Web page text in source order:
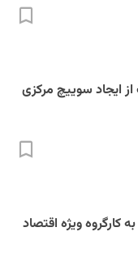
ایجاد سوییچ مرکزی
کارگروه ویژه اقتصاد